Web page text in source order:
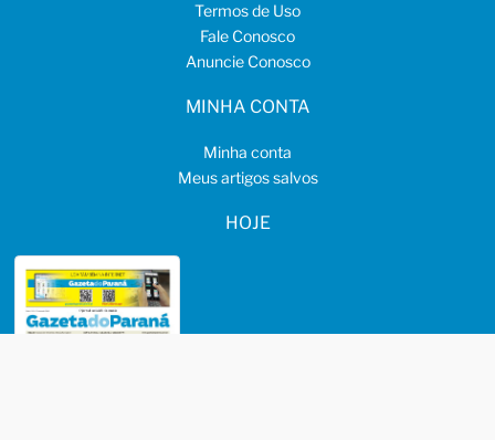
Termos de Uso
Fale Conosco
Anuncie Conosco
MINHA CONTA
Minha conta
Meus artigos salvos
HOJE